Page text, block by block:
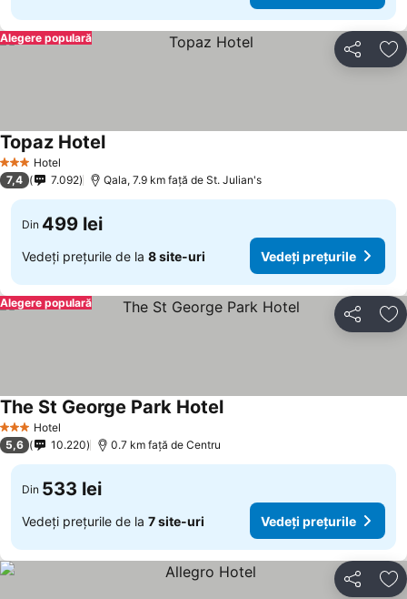
Distribuiți
Alegere populară
3 SteleHotel
Topaz Hotel
7,4 7.092 Qala, 7.9 km faţă de St. Julian's
Din 499 lei
Vedeți prețurile de la 8 site-uri Vedeți prețurile
Distribuiți
Alegere populară
3 SteleHotel
The St George Park Hotel
5,6 10.220 0.7 km faţă de Centru
Din 533 lei
Vedeți prețurile de la 7 site-uri Vedeți prețurile
Distribuiți